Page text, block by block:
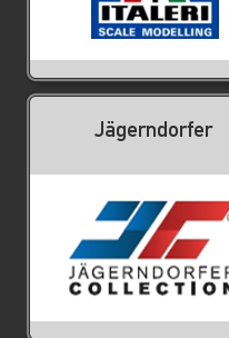
Jägerndorfer